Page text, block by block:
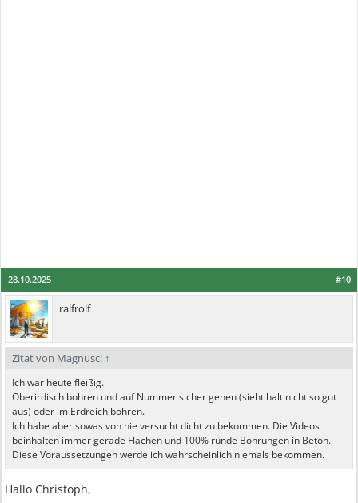
#10
28.10.2025
ralfrolf
Zitat von Magnusc: ↑
Ich war heute fleißig.
Oberirdisch bohren und auf Nummer sicher gehen (sieht halt nicht so gut
aus) oder im Erdreich bohren.
Ich habe aber sowas von nie versucht dicht zu bekommen. Die Videos
beinhalten immer gerade Flächen und 100% runde Bohrungen in Beton.
Diese Voraussetzungen werde ich wahrscheinlich niemals bekommen.
Hallo Christoph,